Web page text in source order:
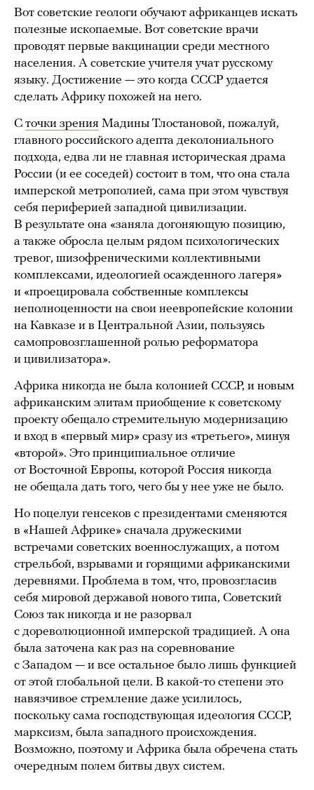
Вот советские геологи обучают африканцев искать
полезные ископаемые. Вот советские врачи
проводят первые вакцинации среди местного
населения. А советские учителя учат русскому
языку. Достижение — это когда СССР удается
сделать Африку похожей на него.
С точки зрения Мадины Тлостановой, пожалуй,
главного российского адепта деколониального
подхода, едва ли не главная историческая драма
России (и ее соседей) состоит в том, что она стала
имперской метрополией, сама при этом чувствуя
себя периферией западной цивилизации.
В результате она «заняла догоняющую позицию,
а также обросла целым рядом психологических
тревог, шизофреническими коллективными
комплексами, идеологией осажденного лагеря»
и «проецировала собственные комплексы
неполноценности на свои неевропейские колонии
на Кавказе и в Центральной Азии, пользуясь
самопровозглашенной ролью реформатора
и цивилизатора».
Африка никогда не была колонией СССР, и новым
африканским элитам приобщение к советскому
проекту обещало стремительную модернизацию
и вход в «первый мир» сразу из «третьего», минуя
«второй». Это принципиальное отличие
от Восточной Европы, которой Россия никогда
не обещала дать того, чего бы у нее уже не было.
Но поцелуи генсеков с президентами сменяются
в «Нашей Африке» сначала дружескими
встречами советских военнослужащих, а потом
стрельбой, взрывами и горящими африканскими
деревнями. Проблема в том, что, провозгласив
себя мировой державой нового типа, Советский
Союз так никогда и не разорвал
с дореволюционной имперской традицией. А она
была заточена как раз на соревнование
с Западом — и все остальное было лишь функцией
от этой глобальной цели. В какой-то степени это
навязчивое стремление даже усилилось,
поскольку сама господствующая идеология СССР,
марксизм, была западного происхождения.
Возможно, поэтому и Африка была обречена стать
очередным полем битвы двух систем.